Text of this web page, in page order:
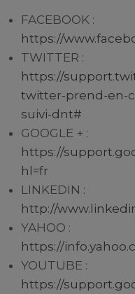
FACEBOOK :
https://
TWITTER :
https://
twitter-prend-en-
suivi-dnt#
GOOGLE + :
https://
hl=fr
LINKEDIN :
http://
YAHOO :
https://
YOUTUBE :
https://